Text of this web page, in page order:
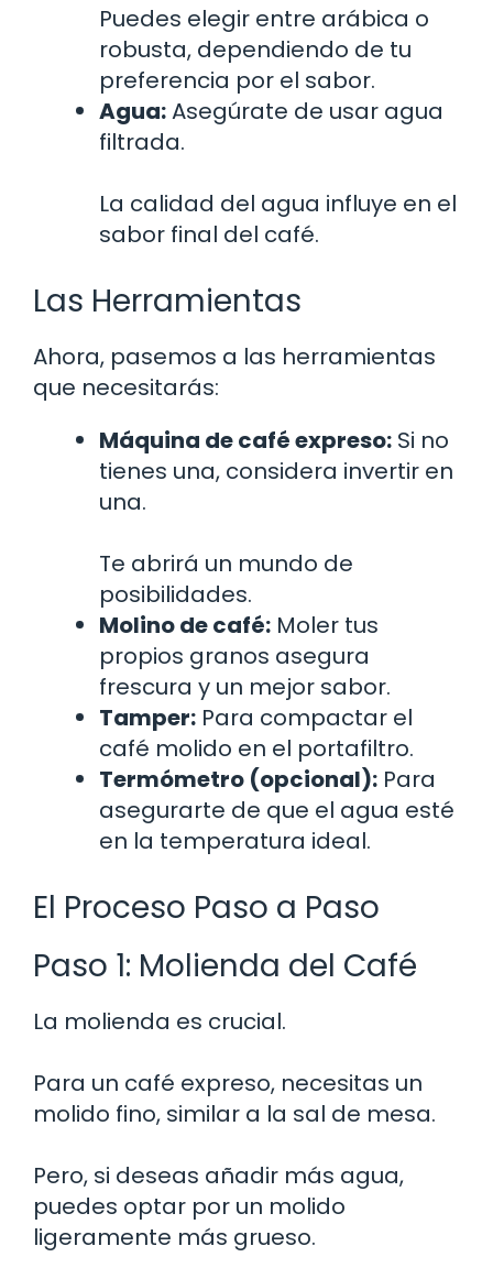
Puedes elegir entre arábica o
robusta, dependiendo de tu
preferencia por el sabor.
Agua:Asegúrate de usar agua
filtrada.
La calidad del agua influye en el
sabor final del café.
Las Herramientas
Ahora, pasemos a las herramientas
que necesitarás:
Máquina de café expreso: Si no
tienes una, considera invertir en
una.
Te abrirá un mundo de
posibilidades.
Molino de café: Moler tus
propios granos asegura
frescura y un mejor sabor.
Tamper: Para compactar el
café molido en el portafiltro.
Termómetro (opcional): Para
asegurarte de que el agua esté
en la temperatura ideal.
El Proceso Paso a Paso
Paso 1: Molienda del Café
La molienda es crucial.
Para un café expreso, necesitas un
molido fino, similar a la sal de mesa.
Pero, si deseas añadir más agua,
puedes optar por un molido
ligeramente más grueso.